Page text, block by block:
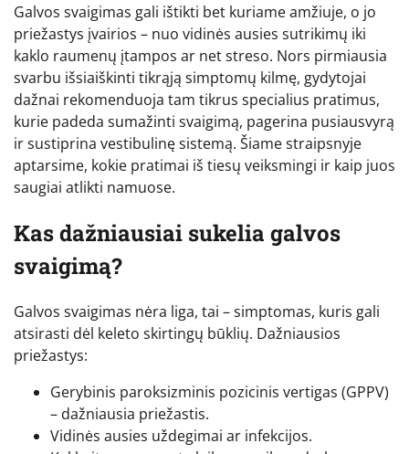
Galvos svaigimas gali ištikti bet kuriame amžiuje, o jo
priežastys įvairios – nuo vidinės ausies sutrikimų iki
kaklo raumenų įtampos ar net streso. Nors pirmiausia
svarbu išsiaiškinti tikrąją simptomų kilmę, gydytojai
dažnai rekomenduoja tam tikrus specialius pratimus,
kurie padeda sumažinti svaigimą, pagerina pusiausvyrą
ir sustiprina vestibulinę sistemą. Šiame straipsnyje
aptarsime, kokie pratimai iš tiesų veiksmingi ir kaip juos
saugiai atlikti namuose.
Kas dažniausiai sukelia galvos
svaigimą?
Galvos svaigimas nėra liga, tai – simptomas, kuris gali
atsirasti dėl keleto skirtingų būklių. Dažniausios
priežastys:
Gerybinis paroksizminis pozicinis vertigas (GPPV)
– dažniausia priežastis.
Vidinės ausies uždegimai ar infekcijos.